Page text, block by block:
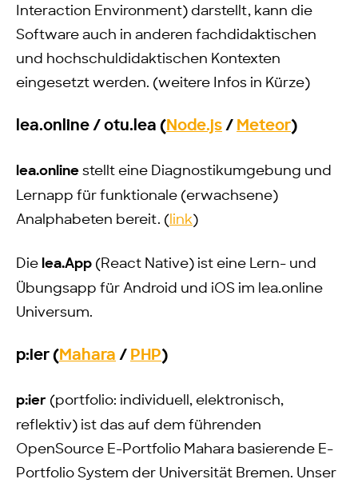
Interaction Environment) darstellt, kann die
Software auch in anderen fachdidaktischen
und hochschuldidaktischen Kontexten
eingesetzt werden. (weitere Infos in Kürze)
lea.online / otu.lea (Node.js / Meteor)
lea.online stellt eine Diagnostikumgebung und
Lernapp für funktionale (erwachsene)
Analphabeten bereit. ( link)
Die lea.App (React Native) ist eine Lern- und
Übungsapp für Android und iOS im lea.online
Universum.
p:ier (Mahara / PHP)
p:ier (portfolio: individuell, elektronisch,
reflektiv) ist das auf dem führenden
OpenSource E-Portfolio Mahara basierende E-
Portfolio System der Universität Bremen. Unser